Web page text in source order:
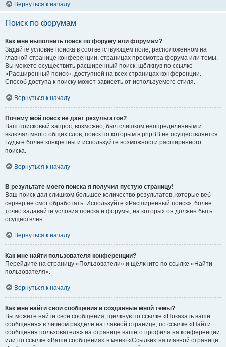
Вернуться к началу
Поиск по форумам
Как мне выполнить поиск по форуму или форумам?
Задайте условие поиска в соответствующем поле, расположенном на
главной странице конференции, страницах просмотра форума или темы.
Вы можете осуществить расширенный поиск, щёлкнув по ссылке
«Расширенный поиск», доступной на всех страницах конференции.
Способ доступа к поиску может зависеть от используемого стиля.
Вернуться к началу
Почему мой поиск не даёт результатов?
Ваш поисковый запрос, возможно, был слишком неопределённым и
включал много общих слов, поиск по которым в phpBB не осуществляется.
Будьте более конкретны и используйте возможности расширенного
поиска.
Вернуться к началу
В результате моего поиска я получил пустую страницу!
Ваш поиск дал слишком большое количество результатов, которые веб-
сервер не смог обработать. Используйте «Расширенный поиск», более
точно задавайте условия поиска и форумы, на которых он должен быть
осуществлён.
Вернуться к началу
Как мне найти пользователя конференции?
Перейдите на страницу «Пользователи» и щёлкните по ссылке «Найти
пользователя».
Вернуться к началу
Как мне найти свои сообщения и созданные мной темы?
Вы можете найти свои сообщения, щёлкнув по ссылке «Показать ваши
сообщения» в личном разделе на главной странице, по ссылке «Найти
сообщения пользователя» на странице вашего профиля на конференции
или по ссылке «Ваши сообщения» в меню «Ссылки» на главной странице.